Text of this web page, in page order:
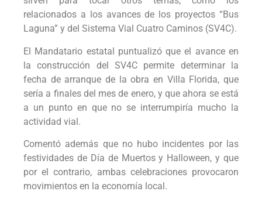
relacionados a los avances de los proyectos “Bus
Laguna” y del Sistema Vial Cuatro Caminos (SV4C).
El Mandatario estatal puntualizó que el avance en
la construcción del SV4C permite determinar la
fecha de arranque de la obra en Villa Florida, que
sería a finales del mes de enero, y que ahora se está
a un punto en que no se interrumpiría mucho la
actividad vial.
Comentó además que no hubo incidentes por las
festividades de Día de Muertos y Halloween, y que
por el contrario, ambas celebraciones provocaron
movimientos en la economía local.